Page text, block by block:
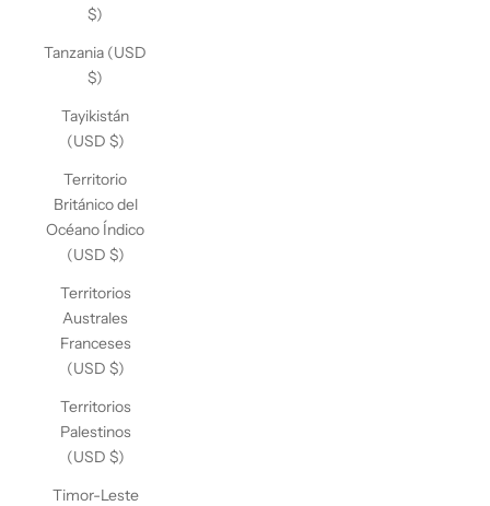
$)
Tanzania (USD
$)
Tayikistán
(USD $)
Territorio
Británico del
Océano Índico
(USD $)
Territorios
Australes
Franceses
(USD $)
Territorios
Palestinos
(USD $)
Timor-Leste